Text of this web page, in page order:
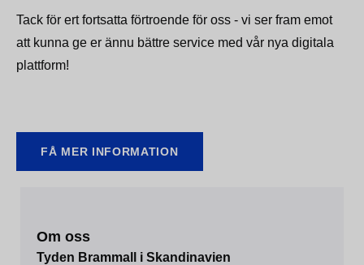
Tack för ert fortsatta förtroende för oss - vi ser fram emot
att kunna ge er ännu bättre service med vår nya digitala
plattform!
FÅ MER INFORMATION
Om oss
Tyden Brammall i Skandinavien